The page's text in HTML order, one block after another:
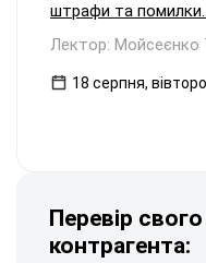
штрафи та
Лектор: Мойсеєнко
18 серпня,
Перевір свого
контрагента: